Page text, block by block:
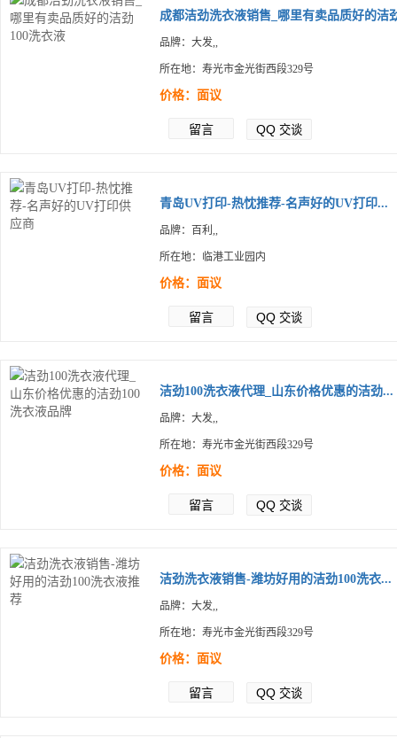
成都洁劲洗衣液销售_哪里有卖品质好的洁
品牌：大发,,
所在地：寿光市金光街西段329号
价格：面议
留言 QQ 交谈
青岛UV打印-热忱推荐-名声好的UV打印...
品牌：百利,,
所在地：临港工业园内
价格：面议
留言 QQ 交谈
洁劲100洗衣液代理_山东价格优惠的洁劲...
品牌：大发,,
所在地：寿光市金光街西段329号
价格：面议
留言 QQ 交谈
洁劲洗衣液销售-潍坊好用的洁劲100洗衣...
品牌：大发,,
所在地：寿光市金光街西段329号
价格：面议
留言 QQ 交谈